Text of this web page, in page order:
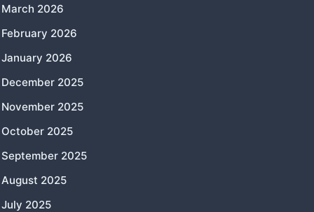
March 2026
February 2026
January 2026
December 2025
November 2025
October 2025
September 2025
August 2025
July 2025